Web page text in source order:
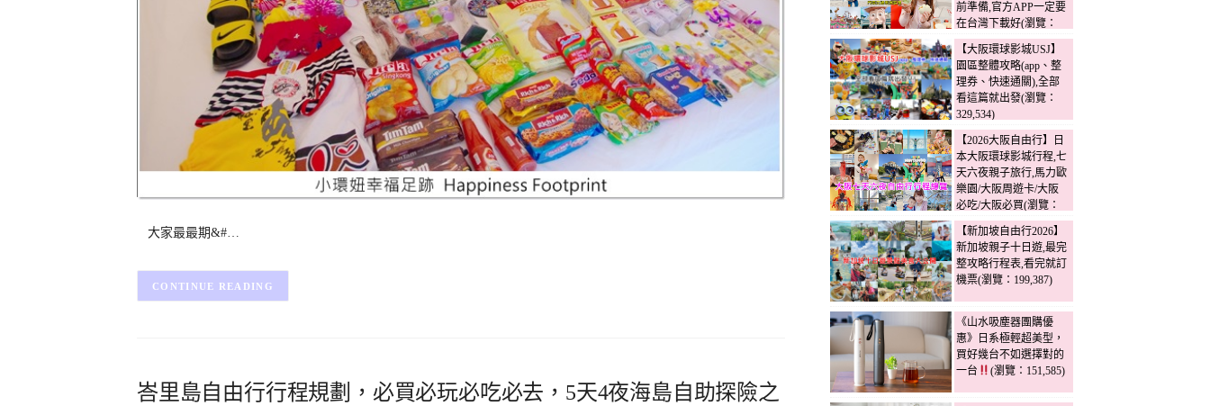
大家最最期&#…
CONTINUE READING
峇里島自由行行程規劃，必買必玩必吃必去，5天4夜海島自助探險之
前準備,官方APP一定要
在台灣下載好(瀏覽：
342,486)
【大阪環球影城USJ】
園區整體攻略(app、整
理券、快速通關),全部
看這篇就出發(瀏覽：
329,534)
【2026大阪自由行】日
本大阪環球影城行程,七
天六夜親子旅行,馬力歐
樂園/大阪周遊卡/大阪
必吃/大阪必買(瀏覽：
230,617)
【新加坡自由行2026】
新加坡親子十日遊,最完
整攻略行程表,看完就訂
機票(瀏覽：199,387)
《山水吸塵器團購優
惠》日系極輕超美型，
買好幾台不如選擇對的
一台
(瀏覽：151,585)